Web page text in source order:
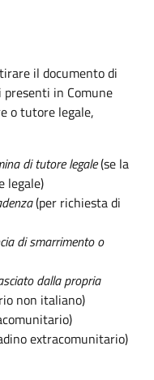
il documento di
in Comune
o tutore legale,
di tutore legale(se la
legale)
(per richiesta di
di smarrimento o
dalla propria
non italiano)
extracomunitario)